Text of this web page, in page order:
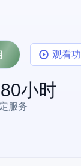
观看
小时
服务